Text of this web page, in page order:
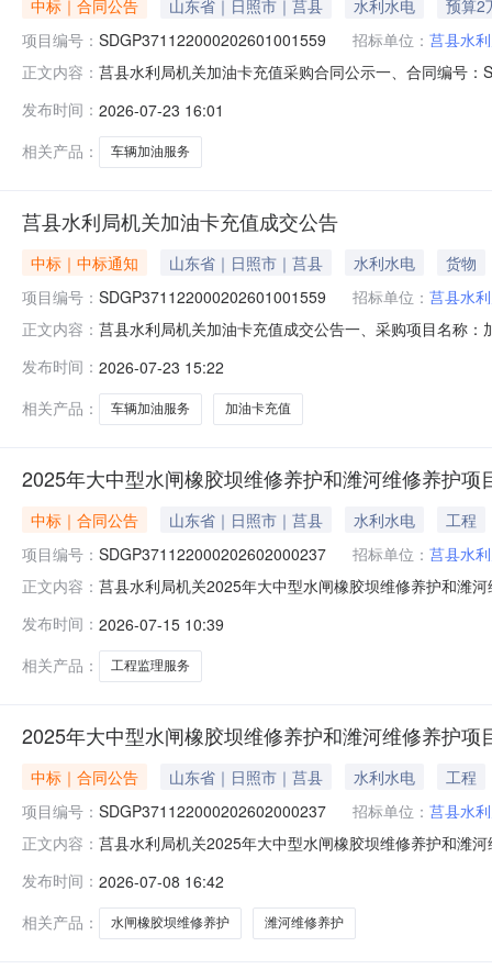
中标｜合同公告 山东省｜日照市｜莒县 水利水电
预算2
项目编号： SDGP371122000202601001559 招标单位： 莒县水
正文内容： 莒县水利局机关加油卡充值采购合同公示一、合同编号
13563309878六、合同主要信息主要标的名称规格型号
发布时间： 2026-07-23 16:01
相关产品：
车辆加油服务
莒县水利局机关加油卡充值成交公告
中标｜中标通知 山东省｜日照市｜莒县 水利水电
货物
项目编号： SDGP371122000202601001559 招标单位： 莒县水
正文内容： 莒县水利局机关加油卡充值成交公告一、采购项目名称
1.00000020000.000000元七、采购小组成员：无八、项
发布时间： 2026-07-23 15:22
相关产品：
车辆加油服务 加油卡充值
2025年大中型水闸橡胶坝维修养护和潍河维修养护项
中标｜合同公告 山东省｜日照市｜莒县 水利水电
工程
项目编号： SDGP371122000202602000237 招标单位： 莒县水
正文内容： 莒县水利局机关2025年大中型水闸橡胶坝维修养护和潍
人：莒县水利局机关地址：联系方式：15163375721供
发布时间： 2026-07-15 10:39
相关产品：
工程监理服务
2025年大中型水闸橡胶坝维修养护和潍河维修养护项
中标｜合同公告 山东省｜日照市｜莒县 水利水电
工程
项目编号： SDGP371122000202602000237 招标单位： 莒县水
正文内容： 莒县水利局机关2025年大中型水闸橡胶坝维修养护和潍
人：莒县水利局机关地址：联系方式：15163375721供
发布时间： 2026-07-08 16:42
相关产品：
水闸橡胶坝维修养护 潍河维修养护